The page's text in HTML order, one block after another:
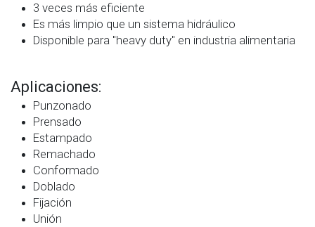
3 veces más eficiente
Es más limpio que un sistema hidráulico
Disponible para "heavy duty" en industria alimentaria
Aplicaciones:
Punzonado
Prensado
Estampado
Remachado
Conformado
Doblado
Fijación
Unión